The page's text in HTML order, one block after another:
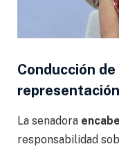
Conducción
La senadora
responsabilidad